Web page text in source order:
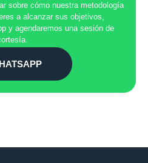
sobre cómo nuestra metodología
a alcanzar sus objetivos,
y agendaremos una sesión de